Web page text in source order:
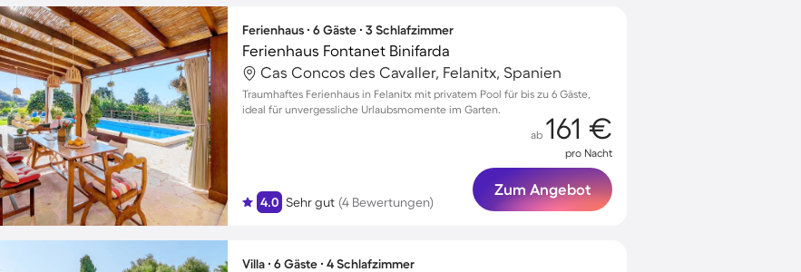
Ferienhaus ∙ 6 Gäste ∙ 3 Schlafzimmer
Ferienhaus Fontanet Binifarda
Cas Concos des Cavaller, Felanitx, Spanien
Traumhaftes Ferienhaus in Felanitx mit privatem Pool für bis zu 6 Gäste,
ideal für unvergessliche Urlaubsmomente im Garten.
4.0 Sehr gut (4 Bewertungen)
ab 161 €
pro Nacht
Zum Angebot
Villa ∙ 6 Gäste ∙ 4 Schlafzimmer